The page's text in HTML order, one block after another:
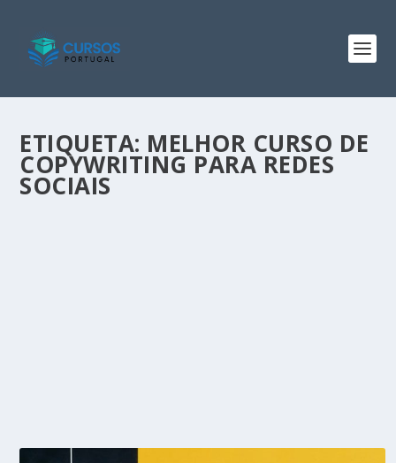
ETIQUETA: MELHOR CURSO DE
COPYWRITING PARA REDES
SOCIAIS